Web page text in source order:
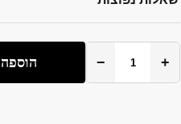
+
−